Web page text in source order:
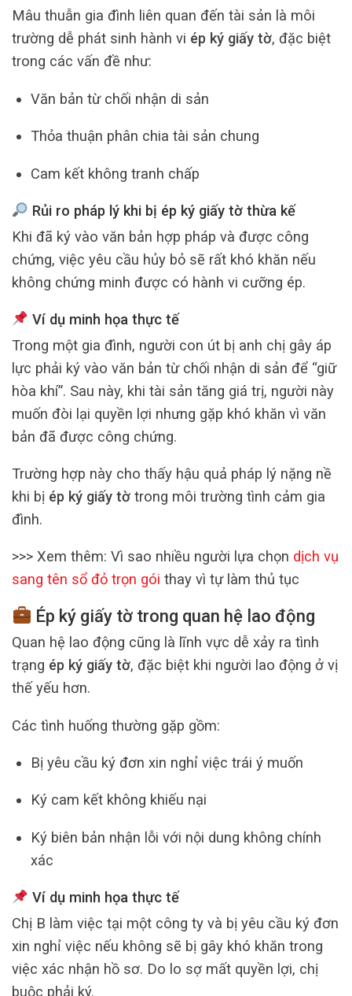
Mâu thuẫn gia đình liên quan đến tài sản là môi
trường dễ phát sinh hành vi ép ký giấy tờ, đặc biệt
trong các vấn đề như:
Văn bản từ chối nhận di sản
Thỏa thuận phân chia tài sản chung
Cam kết không tranh chấp
Rủi ro pháp lý khi bị ép ký giấy tờ thừa kế
Khi đã ký vào văn bản hợp pháp và được công
chứng, việc yêu cầu hủy bỏ sẽ rất khó khăn nếu
không chứng minh được có hành vi cưỡng ép.
Ví dụ minh họa thực tế
Trong một gia đình, người con út bị anh chị gây áp
lực phải ký vào văn bản từ chối nhận di sản để “giữ
hòa khí”. Sau này, khi tài sản tăng giá trị, người này
muốn đòi lại quyền lợi nhưng gặp khó khăn vì văn
bản đã được công chứng.
Trường hợp này cho thấy hậu quả pháp lý nặng nề
khi bị ép ký giấy tờ trong môi trường tình cảm gia
đình.
>>> Xem thêm: Vì sao nhiều người lựa chọn dịch vụ
sang tên sổ đỏ trọn gói thay vì tự làm thủ tục
Ép ký giấy tờ trong quan hệ lao động
Quan hệ lao động cũng là lĩnh vực dễ xảy ra tình
trạng ép ký giấy tờ, đặc biệt khi người lao động ở vị
thế yếu hơn.
Các tình huống thường gặp gồm:
Bị yêu cầu ký đơn xin nghỉ việc trái ý muốn
Ký cam kết không khiếu nại
Ký biên bản nhận lỗi với nội dung không chính
xác
Ví dụ minh họa thực tế
Chị B làm việc tại một công ty và bị yêu cầu ký đơn
xin nghỉ việc nếu không sẽ bị gây khó khăn trong
việc xác nhận hồ sơ. Do lo sợ mất quyền lợi, chị
buộc phải ký.